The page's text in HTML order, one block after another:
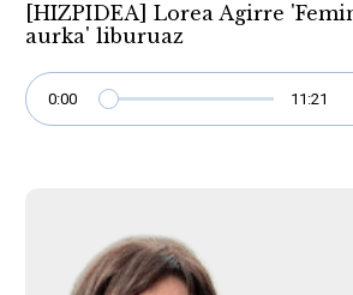
[HIZPIDEA] Lorea Agirre
aurka' liburuaz
0:00 11:21